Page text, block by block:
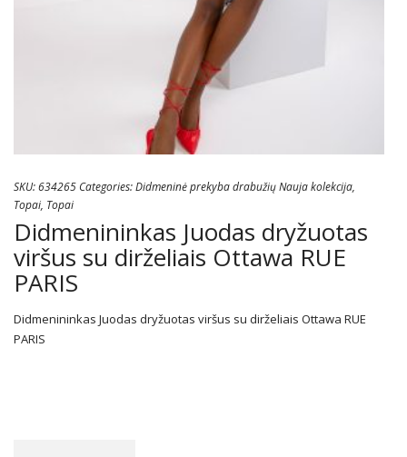
SKU:634265 Categories:Didmeninė prekyba drabužių Nauja kolekcija,
Topai, Topai
Didmenininkas Juodas dryžuotas
viršus su dirželiais Ottawa RUE
PARIS
Didmenininkas Juodas dryžuotas viršus su dirželiais Ottawa RUE
PARIS